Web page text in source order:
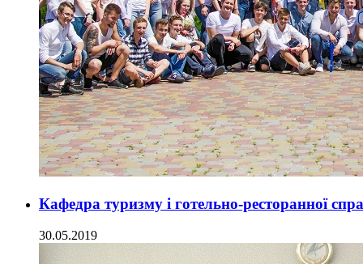
Кафедра туризму і готельно-ресторанної
30.05.2019